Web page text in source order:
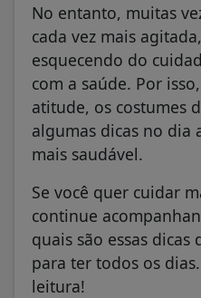
No entanto, muitas
cada vez mais
esquecendo do
com a saúde. Por
atitude, os costumes
algumas dicas no dia
mais saudável.
Se você quer cuidar
continue
quais são essas dicas
para ter todos os
leitura!